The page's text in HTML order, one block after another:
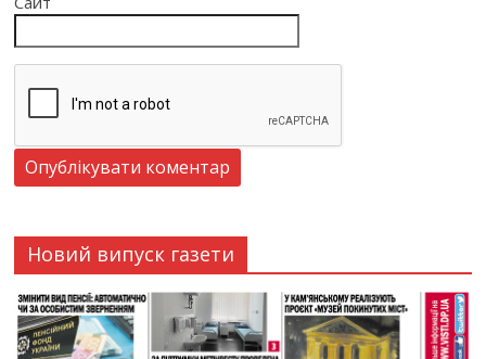
Новий випуск газети